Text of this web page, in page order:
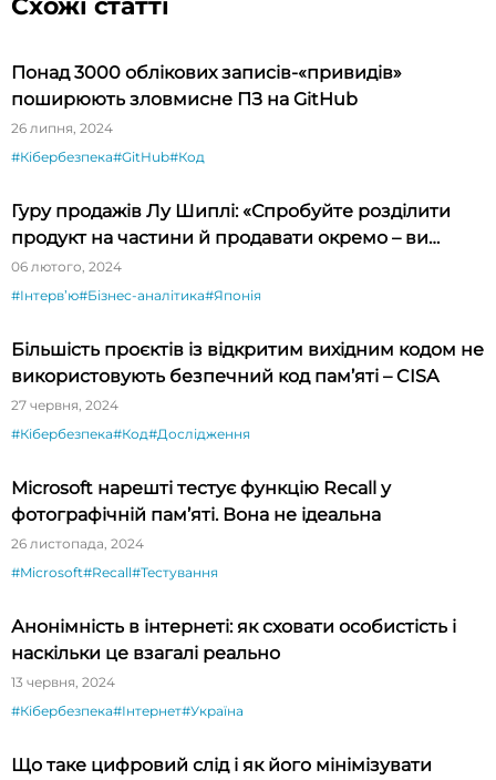
Схожі статті
Понад 3000 облікових записів-«привидів»
поширюють зловмисне ПЗ на GitHub
26 липня, 2024
#Кібербезпека#GitHub#Код
Гуру продажів Лу Шиплі: «Спробуйте розділити
продукт на частини й продавати окремо – ви
будете вражені»
06 лютого, 2024
#Інтервʼю#Бізнес-аналітика#Японія
Більшість проєктів із відкритим вихідним кодом не
використовують безпечний код пам’яті – CISA
27 червня, 2024
#Кібербезпека#Код#Дослідження
Microsoft нарешті тестує функцію Recall у
фотографічній пам’яті. Вона не ідеальна
26 листопада, 2024
#Microsoft#Recall#Тестування
Анонімність в інтернеті: як сховати особистість і
наскільки це взагалі реально
13 червня, 2024
#Кібербезпека#Інтернет#Україна
Що таке цифровий слід і як його мінімізувати